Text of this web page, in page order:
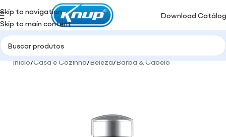
Skip to navigation
Skip to main content
Download
Início/Casa e Cozinha/Beleza/Barba & Cabelo